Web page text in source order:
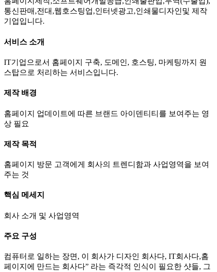
통신판매,전대,웹호스팅업,인터넷광고,인쇄물디자인및 제작
기업입니다.
서비스 소개
IT기업으로서 홈페이지 구축, 도메인, 호스팅, 마케팅까지 원
스탑으로 처리하는 서비스입니다.
제작 배경
홈페이지 업데이트에 따른 브랜드 아이덴티티를 보여주는 영
상 필요
제작 목적
홈페이지 방문 고객에게 회사의 트렌디함과 사업영역을 보여
주는 것
핵심 메세지
회사 소개 및 사업영역
주요 구성
컴퓨터로 일하는 장면, 이 회사가 디자인 회사다, IT회사다,홈
페이지에 만드는 회사다” 라는 즉각적 인식이 필요한 샷들, 그